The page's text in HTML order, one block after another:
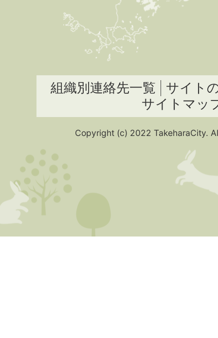
組織別連絡先一覧
サイト
サイトマッ
Copyright (c) 2022 TakeharaCity.